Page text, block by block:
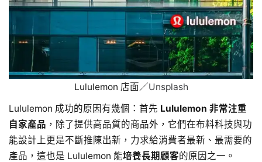
Lululemon 店面／Unsplash
Lululemon 成功的原因有幾個：首先 Lululemon 非常注重
自家產品 ，除了提供高品質的商品外，它們在布料科技與功
能設計上更是不斷推陳出新，力求給消費者最新、最需要的
產品，這也是 Lululemon 能培養長期顧客的原因之一。